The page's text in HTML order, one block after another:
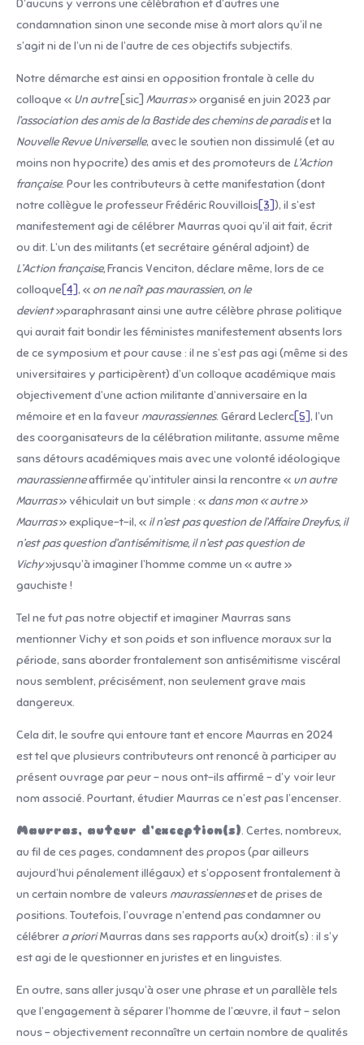
D’aucuns y verrons une célébration et d’autres une
condamnation sinon une seconde mise à mort alors qu’il ne
s’agit ni de l’un ni de l’autre de ces objectifs subjectifs.
Notre démarche est ainsi en opposition frontale à celle du
colloque « Un autre[sic] Maurras» organisé en juin 2023 par
l’association des amis de la Bastide des chemins de paradiset la
Nouvelle Revue Universelle, avec le soutien non dissimulé (et au
moins non hypocrite) des amis et des promoteurs de L’Action
française. Pour les contributeurs à cette manifestation (dont
notre collègue le professeur Frédéric Rouvillois[3]), il s’est
manifestement agi de célébrer Maurras quoi qu’il ait fait, écrit
ou dit. L’un des militants (et secrétaire général adjoint) de
L’Action française,Francis Venciton, déclare même, lors de ce
colloque[4], « on ne naît pas maurassien, on le
devient»paraphrasant ainsi une autre célèbre phrase politique
qui aurait fait bondir les féministes manifestement absents lors
de ce symposium et pour cause : il ne s’est pas agi (même si des
universitaires y participèrent) d’un colloque académique mais
objectivement d’une action militante d’anniversaire en la
mémoire et en la faveur maurassiennes. Gérard Leclerc[5], l’un
des coorganisateurs de la célébration militante, assume même
sans détours académiques mais avec une volonté idéologique
maurassienneaffirmée qu’intituler ainsi la rencontre « un autre
Maurras» véhiculait un but simple : « dans mon « autre »
Maurras» explique-t-il, « il n’est pas question de l’Affaire Dreyfus, il
n’est pas question d’antisémitisme, il n’est pas question de
Vichy»jusqu’à imaginer l’homme comme un « autre »
gauchiste !
Tel ne fut pas notre objectif et imaginer Maurras sans
mentionner Vichy et son poids et son influence moraux sur la
période, sans aborder frontalement son antisémitisme viscéral
nous semblent, précisément, non seulement grave mais
dangereux.
Cela dit, le soufre qui entoure tant et encore Maurras en 2024
est tel que plusieurs contributeurs ont renoncé à participer au
présent ouvrage par peur – nous ont-ils affirmé – d’y voir leur
nom associé. Pourtant, étudier Maurras ce n’est pas l’encenser.
Maurras, auteur d’exception(s). Certes, nombreux,
au fil de ces pages, condamnent des propos (par ailleurs
aujourd’hui pénalement illégaux) et s’opposent frontalement à
un certain nombre de valeurs maurassienneset de prises de
positions. Toutefois, l’ouvrage n’entend pas condamner ou
célébrer a prioriMaurras dans ses rapports au(x) droit(s) : il s’y
est agi de le questionner en juristes et en linguistes.
En outre, sans aller jusqu’à oser une phrase et un parallèle tels
que l’engagement à séparer l’homme de l’œuvre, il faut – selon
nous – objectivement reconnaître un certain nombre de qualités